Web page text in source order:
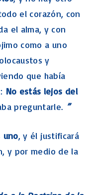
el corazón, con
el alma, y con
como a uno
y
que había
No estás lejos del
preguntarle. ”
uno, y él justificará
y por medio de la